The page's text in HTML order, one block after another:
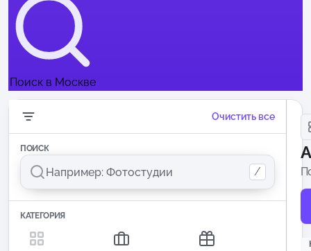
Поиск в Москве
Очистить все
ПОИСК
/
КАТЕГОРИЯ